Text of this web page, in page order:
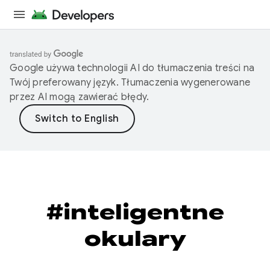
Google używa technologii AI do tłumaczenia treści na
Twój preferowany język. Tłumaczenia wygenerowane
przez AI mogą zawierać błędy.
#inteligentne
okulary